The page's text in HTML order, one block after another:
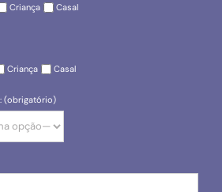
Criança Casal
Criança Casal
(obrigatório)